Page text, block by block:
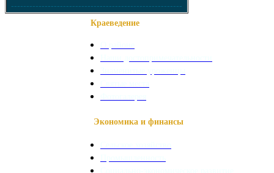
--------------------------------------------------------
Краеведение
Экономика и финансы